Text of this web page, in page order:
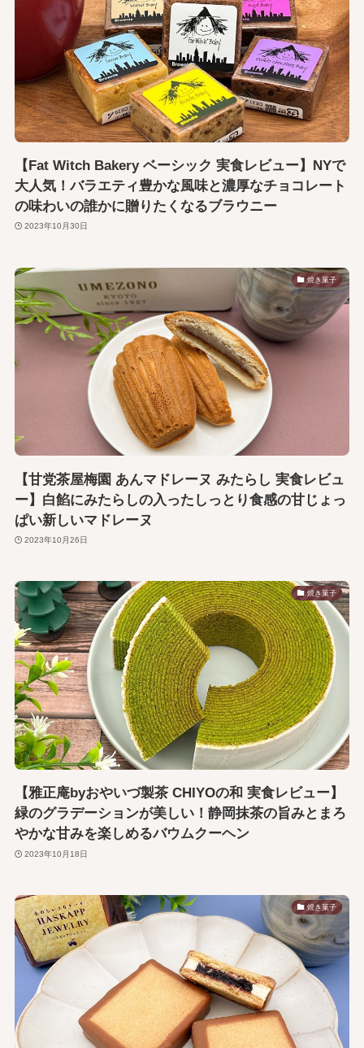
【Fat Witch Bakery ベーシック 実食レビュー】NYで
大人気！バラエティ豊かな風味と濃厚なチョコレート
の味わいの誰かに贈りたくなるブラウニー
2023年10月30日
焼き菓子
【甘党茶屋梅園 あんマドレーヌ みたらし 実食レビュ
ー】白餡にみたらしの入ったしっとり食感の甘じょっ
ぱい新しいマドレーヌ
2023年10月26日
焼き菓子
【雅正庵byおやいづ製茶 CHIYOの和 実食レビュー】
緑のグラデーションが美しい！静岡抹茶の旨みとまろ
やかな甘みを楽しめるバウムクーヘン
2023年10月18日
焼き菓子